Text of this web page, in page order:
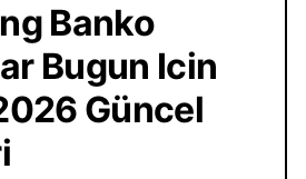
Banko
Bugun Icin
Güncel